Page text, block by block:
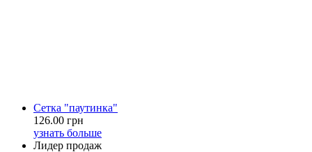
Сетка "паутинка"
126.00 грн
узнать больше
Лидер продаж